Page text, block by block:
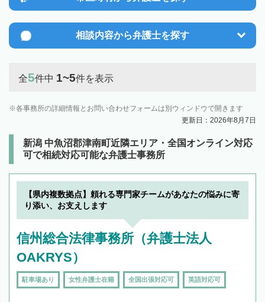
相談内容から弁護士を探す
全5件中 1~5件を表示
各事務所の詳細情報とお問い合わせフォームは別ウィンドウで開きます
更新日：2026年8月7日
新潟 中魚沼郡津南町近隣エリア・全国オンライン対応
可で相続対応可能な弁護士事務所
【県内複数拠点】頼れる専門家チームがあなたの悩みに寄
り添い、お支えします
信州総合法律事務所（弁護士法人
OAKRYS）
駐車場あり 女性弁護士在籍 全国出張対応可 英語対応可